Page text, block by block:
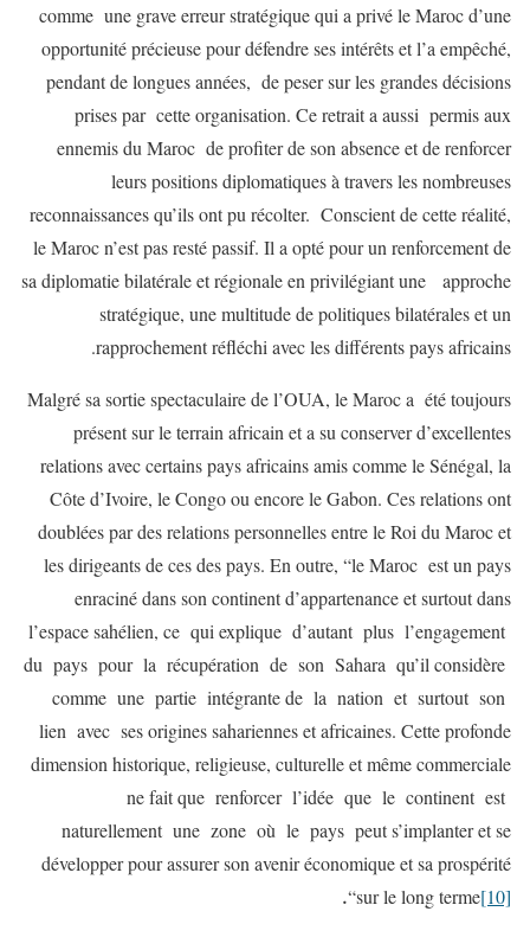
comme une grave erreur stratégique qui a privé le Maroc d’une
opportunité précieuse pour défendre ses intérêts et l’a empêché,
pendant de longues années, de peser sur les grandes décisions
prises par cette organisation. Ce retrait a aussi permis aux
ennemis du Maroc de profiter de son absence et de renforcer
leurs positions diplomatiques à travers les nombreuses
reconnaissances qu’ils ont pu récolter. Conscient de cette réalité,
le Maroc n’est pas resté passif. Il a opté pour un renforcement de
sa diplomatie bilatérale et régionale en privilégiant une approche
stratégique, une multitude de politiques bilatérales et un
rapprochement réfléchi avec les différents pays africains.
Malgré sa sortie spectaculaire de l’OUA, le Maroc a été toujours
présent sur le terrain africain et a su conserver d’excellentes
relations avec certains pays africains amis comme le Sénégal, la
Côte d’Ivoire, le Congo ou encore le Gabon. Ces relations ont
doublées par des relations personnelles entre le Roi du Maroc et
les dirigeants de ces des pays. En outre, “le Maroc est un pays
enraciné dans son continent d’appartenance et surtout dans
l’espace sahélien, ce qui explique d’autant plus l’engagement
du pays pour la récupération de son Sahara qu’il considère
comme une partie intégrante de la nation et surtout son
lien avec ses origines sahariennes et africaines. Cette profonde
dimension historique, religieuse, culturelle et même commerciale
ne fait que renforcer l’idée que le continent est
naturellement une zone où le pays peut s’implanter et se
développer pour assurer son avenir économique et sa prospérité
sur le long terme[10]
“
.